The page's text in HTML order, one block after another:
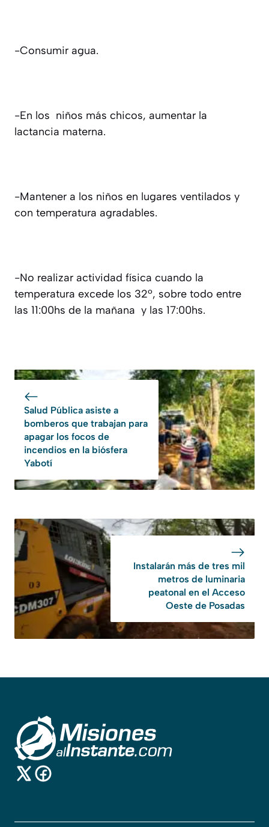
-Consumir agua.
-En los niños más chicos, aumentar la
lactancia materna.
-Mantener a los niños en lugares ventilados y
con temperatura agradables.
-No realizar actividad física cuando la
temperatura excede los 32º, sobre todo entre
las 11:00hs de la mañana y las 17:00hs.
Salud Pública asiste a
bomberos que trabajan para
apagar los focos de
incendios en la biósfera
Yabotí
Instalarán más de tres mil
metros de luminaria
peatonal en el Acceso
Oeste de Posadas